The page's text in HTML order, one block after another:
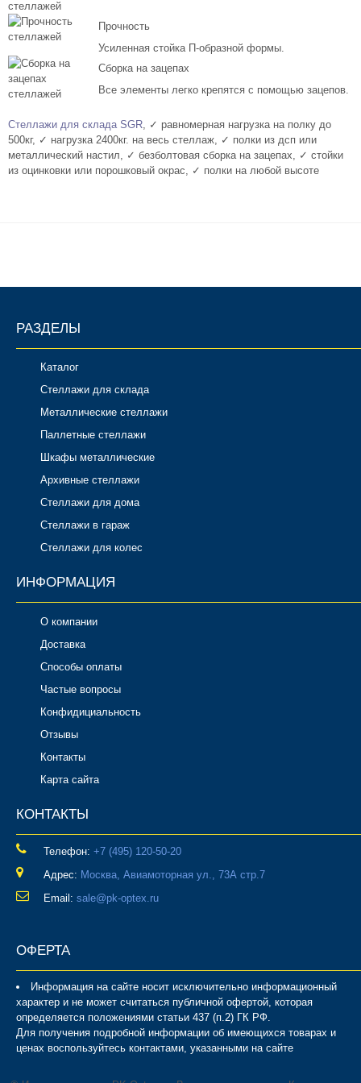
Прочность
Усиленная стойка П-образной формы.
Сборка на зацепах
Все элементы легко крепятся с помощью зацепов.
Стеллажи для склада SGR , ✓ равномерная нагрузка на полку до
500кг, ✓ нагрузка 2400кг. на весь стеллаж, ✓ полки из дсп или
металлический настил, ✓ безболтовая сборка на зацепах, ✓ стойки
из оцинковки или порошковый окрас, ✓ полки на любой высоте
РАЗДЕЛЫ
Каталог
Стеллажи для склада
Металлические стеллажи
Паллетные стеллажи
Шкафы металлические
Архивные стеллажи
Стеллажи для дома
Стеллажи в гараж
Стеллажи для колес
ИНФОРМАЦИЯ
О компании
Доставка
Способы оплаты
Частые вопросы
Конфидициальность
Отзывы
Контакты
Карта сайта
КОНТАКТЫ
Телефон: ‎+7 (495) 120-50-20
Адрес: Москва, Авиамоторная ул., 73А стр.7
Email: sale@pk-optex.ru
ОФЕРТА
Информация на сайте носит исключительно информационный
характер и не может считаться публичной офертой, которая
определяется положениями статьи 437 (п.2) ГК РФ.
Для получения подробной информации об имеющихся товарах и
ценах воспользуйтесь контактами, указанными на сайте
Комплектующие для шкафов